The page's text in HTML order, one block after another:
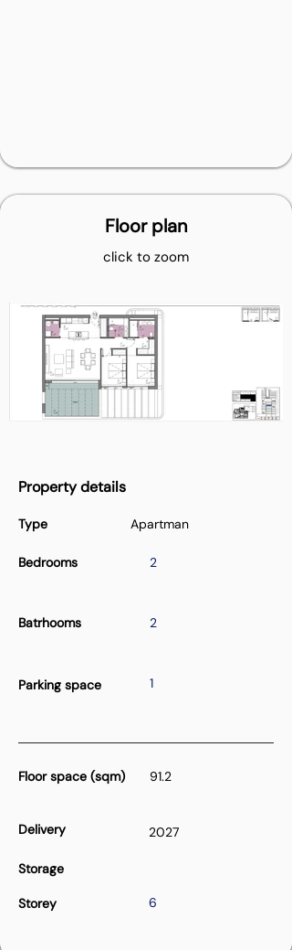
Floor plan
click to zoom
Property details
Type
Bedrooms
Apartman
2
Batrhooms 2
Parking space 1
Floor space (sqm) 91.2
Delivery 2027
Storage
Storey 6